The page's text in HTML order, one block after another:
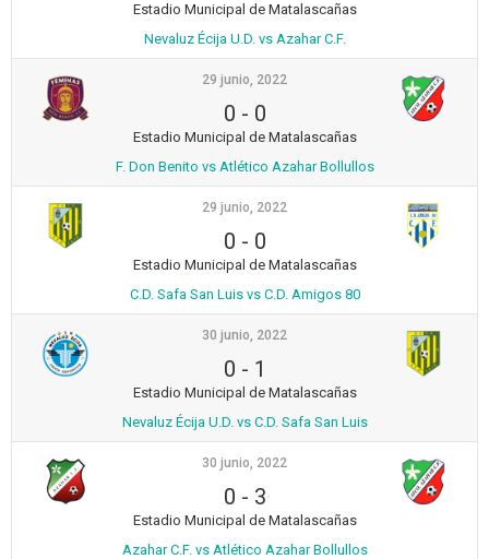
Estadio Municipal de Matalascañas
Nevaluz Écija U.D. vs Azahar C.F.
29 junio, 2022
0 - 0
Estadio Municipal de Matalascañas
F. Don Benito vs Atlético Azahar Bollullos
29 junio, 2022
0 - 0
Estadio Municipal de Matalascañas
C.D. Safa San Luis vs C.D. Amigos 80
30 junio, 2022
0 - 1
Estadio Municipal de Matalascañas
Nevaluz Écija U.D. vs C.D. Safa San Luis
30 junio, 2022
0 - 3
Estadio Municipal de Matalascañas
Azahar C.F. vs Atlético Azahar Bollullos